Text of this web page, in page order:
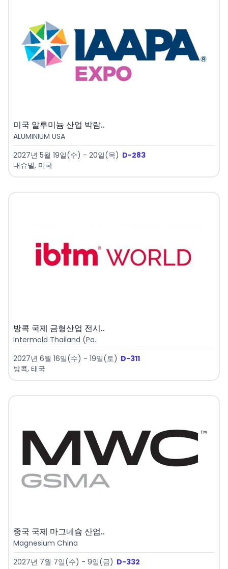
미국 알루미늄 산업 박람..
ALUMINIUM USA
2027년 5월 19일(수) - 20일(목) D-283
내슈빌, 미국
방콕 국제 금형산업 전시..
Intermold Thailand (Pa..
2027년 6월 16일(수) - 19일(토) D-311
방콕, 태국
중국 국제 마그네슘 산업..
Magnesium China
2027년 7월 7일(수) - 9일(금) D-332